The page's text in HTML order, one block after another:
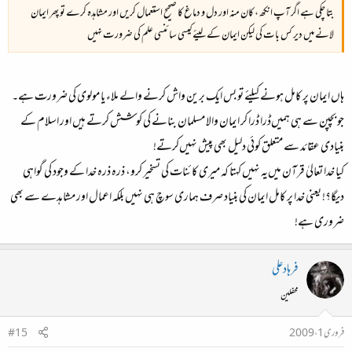
بتا چکی ہے اگر آپ انکھ ، کان منہ اور دل و دماغ کا صحیح استعمال کریں اور مشاہدہ کرے تو پھر ایمان
لانے میں دیر کس بات کی لیکن ایمان کے لیئے کیسی سائنسی علم کی ضرورت نہیں
ہاں ایمان پر کامل ہونے کیلئے تو بس ایک برین واش کرنے والے ملاء یا مولوی کی ضرورت ہے۔
جو بچپن سے ہی ہمیں‌ڈرا ڈرا کر ایمان والا مسلمان بنانے کی کوشش کرتے ہیں اور اسلام کے
بنیادی عقائد سے متعلق کوئی دلیل بھی پیش نہیں‌کرتے!
کیا خدا تعالیٰ قرآن میں‌یہ نہیں کہتا کہ میری کائنات کی تسخیر کرو، ذرہ ذرہ خدا کے وجود کی گواہی
دیگا؟! یعنی خدا پر کامل ایمان کی بنیاد صرف ہماری سوچ ہی نہیں بلکہ اعمال اور مشاہدے سے بھی
ضروری ہے!
فرہادعلی
محفلین
فروری 1، 2009
#15